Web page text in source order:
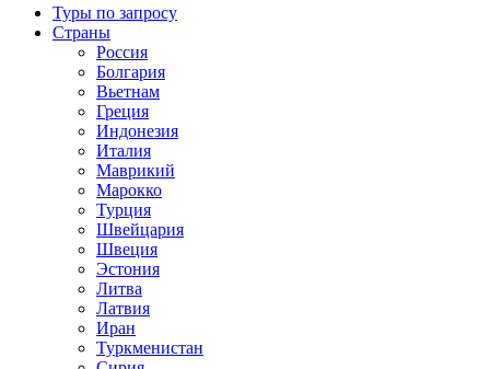
Туры по запросу
Страны
Россия
Болгария
Вьетнам
Греция
Индонезия
Италия
Маврикий
Марокко
Турция
Швейцария
Швеция
Эстония
Литва
Латвия
Иран
Туркменистан